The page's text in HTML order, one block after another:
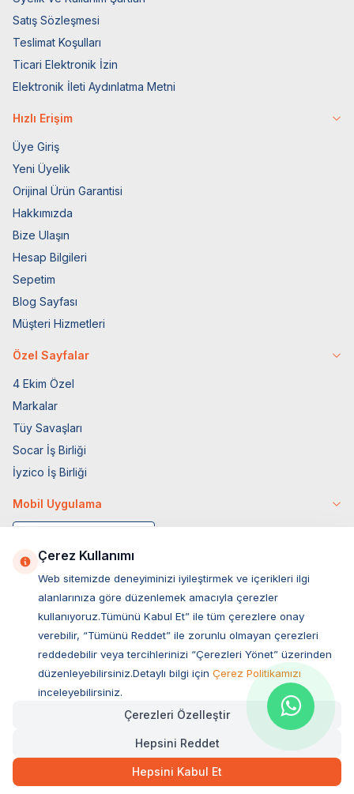
Satış Sözleşmesi
Teslimat Koşulları
Ticari Elektronik İzin
Elektronik İleti Aydınlatma Metni
Hızlı Erişim
Üye Giriş
Yeni Üyelik
Orijinal Ürün Garantisi
Hakkımızda
Bize Ulaşın
Hesap Bilgileri
Sepetim
Blog Sayfası
Müşteri Hizmetleri
Özel Sayfalar
4 Ekim Özel
Markalar
Tüy Savaşları
Socar İş Birliği
İyzico İş Birliği
Mobil Uygulama
Müşteri Hizmetleri
Sıkça Sorulan Sorular
Ovacık Mah. Hacıoğlu Sok. No:13 Başiskele / KOCAELİ
Müşteri Destek Hattı
Çerez Kullanımı
Web sitemizde deneyiminizi iyileştirmek ve içerikleri ilgi
alanlarınıza göre düzenlemek amacıyla çerezler
kullanıyoruz.Tümünü Kabul Et” ile tüm çerezlere onay
verebilir, “Tümünü Reddet” ile zorunlu olmayan çerezleri
reddedebilir veya tercihlerinizi “Çerezleri Yönet” üzerinden
düzenleyebilirsiniz.Detaylı bilgi için Çerez Politikamızı
inceleyebilirsiniz.
Çerezleri Özelleştir
Hepsini Reddet
Hepsini Kabul Et